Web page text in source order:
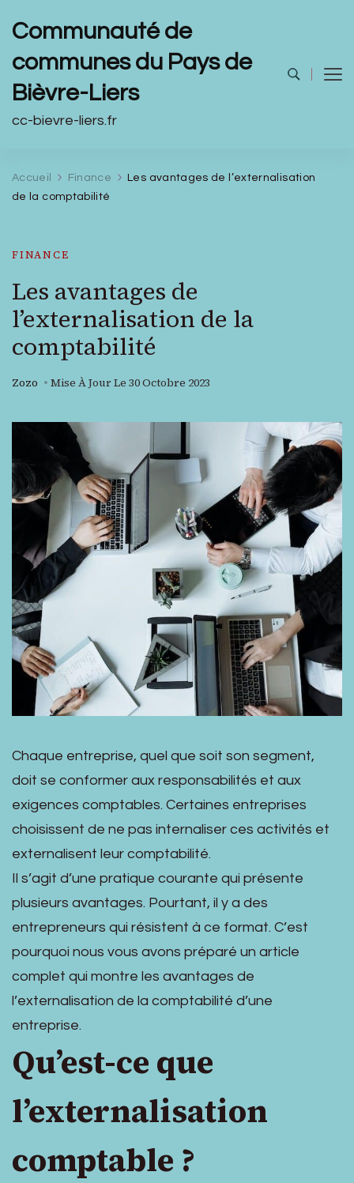
Communauté de
communes du Pays de
Bièvre-Liers
cc-bievre-liers.fr
Accueil Finance
Les avantages de l’externalisation
de la comptabilité
FINANCE
Les avantages de
l’externalisation de la
comptabilité
Zozo Mise À Jour Le 30 Octobre 2023
Chaque entreprise, quel que soit son segment,
doit se conformer aux responsabilités et aux
exigences comptables. Certaines entreprises
choisissent de ne pas internaliser ces activités et
externalisent leur comptabilité.
Il s’agit d’une pratique courante qui présente
plusieurs avantages. Pourtant, il y a des
entrepreneurs qui résistent à ce format. C’est
pourquoi nous vous avons préparé un article
complet qui montre les avantages de
l’externalisation de la comptabilité d’une
entreprise.
Qu’est-ce que
l’externalisation
comptable ?